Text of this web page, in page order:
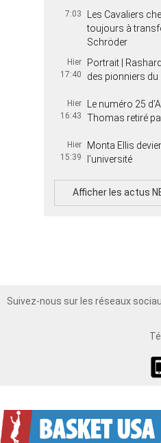
7:03
Les Cavaliers
toujours à
Schröder
Hier
17:40
Portrait |
des pionniers du
Hier
16:43
Le numéro 25
Thomas retiré
Hier
15:39
Monta Ellis
l’université
Afficher les actus
Suivez-nous sur les réseauxTwitter